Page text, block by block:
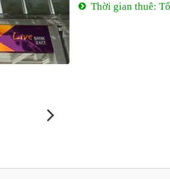
Thời gian thuê: